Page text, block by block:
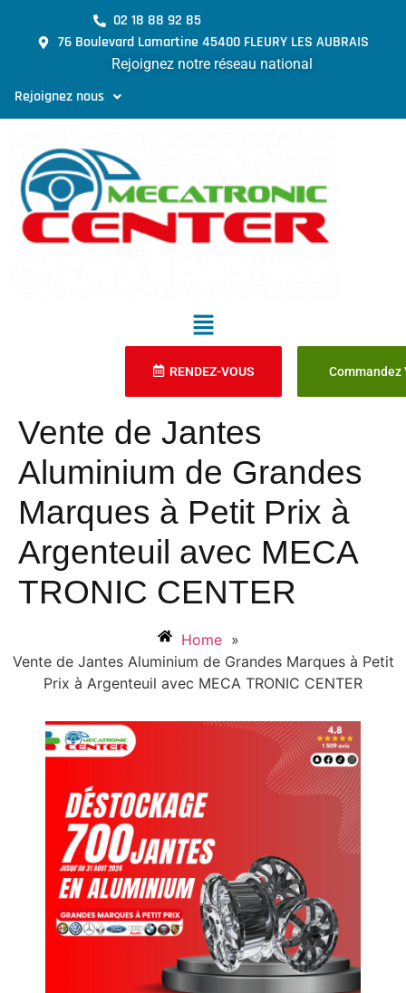
02 18 88 92 85
76 Boulevard Lamartine 45400 FLEURY LES AUBRAIS
Rejoignez notre réseau national
Rejoignez nous
RENDEZ-VOUS Commandez
Vente de Jantes
Aluminium de Grandes
Marques à Petit Prix à
Argenteuil avec MECA
TRONIC CENTER
Home »
Vente de Jantes Aluminium de Grandes Marques à Petit
Prix à Argenteuil avec MECA TRONIC CENTER